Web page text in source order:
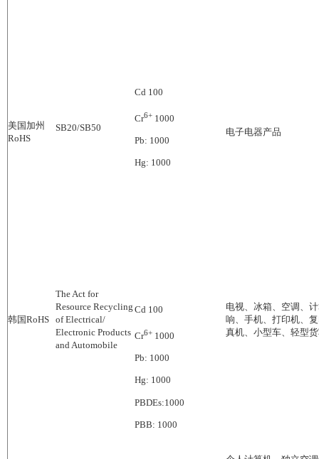
美国加州
RoHS
SB20/SB50
Cd 100
Cr6+ 1000
Pb: 1000
Hg: 1000
电子电器产品
韩国RoHS
The Act for
Resource Recycling
of Electrical/
Electronic Products
and Automobile
Cd 100
Cr6+ 1000
Pb: 1000
Hg: 1000
PBDEs:1000
PBB: 1000
电视、冰箱、空调、
响、手机、打印机、
真机、小型车、轻型